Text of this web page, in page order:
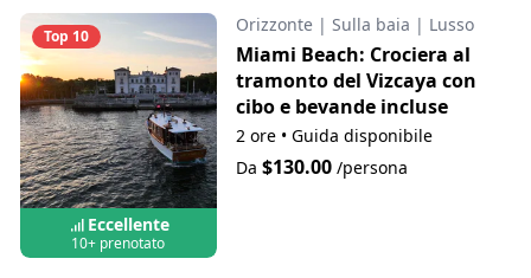
Top 10
Eccellente
10+ prenotato
Orizzonte | Sulla baia | Lusso
Miami Beach: Crociera al
tramonto del Vizcaya con
cibo e bevande incluse
2 ore • Guida disponibile
Da $130.00/persona